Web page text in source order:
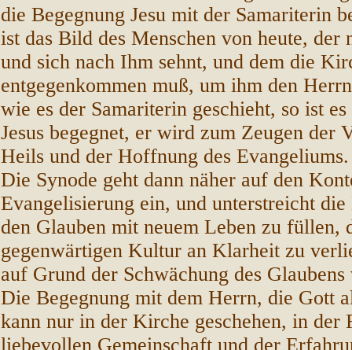
die Begegnung Jesu mit der Samariterin
ist das Bild des Menschen von heute, der
und sich nach Ihm sehnt, und dem die
entgegenkommen muß, um ihm den
wie es der Samariterin geschieht, so ist
Jesus begegnet, er wird zum Zeugen der
Heils und der Hoffnung des Evangeliums.
Die Synode geht dann näher auf den
Evangelisierung ein, und unterstreicht
den Glauben mit neuem Leben zu füllen,
gegenwärtigen Kultur an Klarheit zu
auf Grund der Schwächung des
Die Begegnung mit dem Herrn, die Gott
kann nur in der Kirche geschehen, in der
liebevollen Gemeinschaft und der